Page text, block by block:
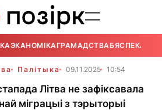
ЭКАНОМІКАГРАМАДСТВАБЯСПЕКА
Палітыка 09.11.2025 10:54
Літва не зафіксавала
міграцыі з тэрыторыі